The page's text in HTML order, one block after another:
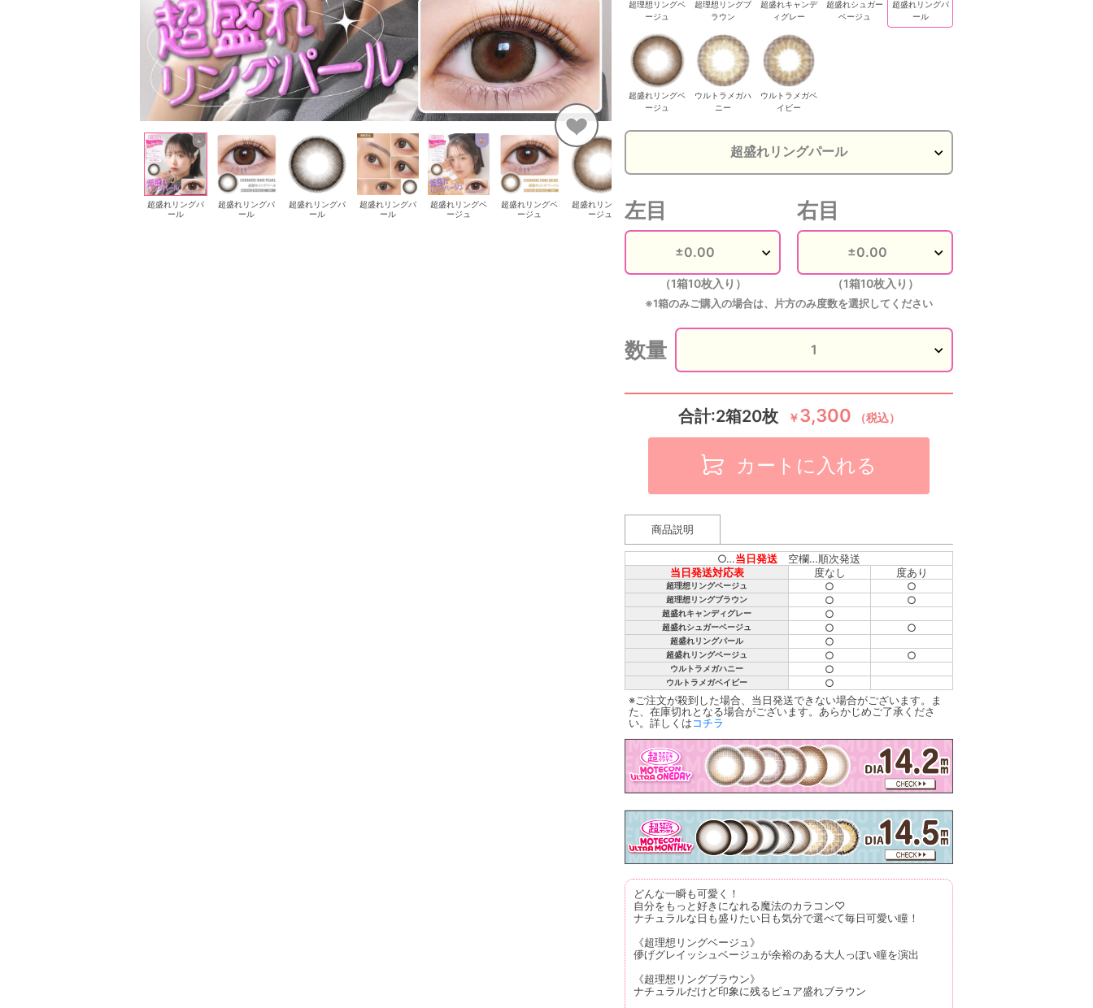
超盛れリングパ
ール
超盛れリングパ
ール
超盛れリングパ
ール
超盛れリングパ
ール
超盛れリングベ
ージュ
超盛れリングベ
ージュ
超盛れリングベ
ージュ
超盛れリングベ
ージュ
ウルトラメガハ
ニー
超理想リングベ
ージュ
超理想リングブ
ラウン
超盛れキャンデ
ィグレー
超盛れシュガー
ベージュ
超盛れリングパ
ール
超盛れリングベ
ージュ
ウルトラメガハ
ニー
ウルトラメガベ
イビー
左目
（1箱10枚入り）
右目
（1箱10枚入り）
※1箱のみご購入の場合は、片方のみ度数を選択してください
数量
合計:2箱20枚 ￥3,300 （税込）
カートに入れる
商品説明
○…当日発送 空欄…順次発送
当日発送対応表
度なし 度あり
超理想リングベージュ ○ ○
超理想リングブラウン ○ ○
超盛れキャンディグレー ○
超盛れシュガーベージュ ○ ○
超盛れリングパール ○
超盛れリングベージュ ○ ○
ウルトラメガハニー ○
ウルトラメガベイビー
○
※ご注文が殺到した場合、当日発送できない場合がございます。ま
た、在庫切れとなる場合がございます。あらかじめご了承くださ
い。詳しくはコチラ
どんな一瞬も可愛く！
自分をもっと好きになれる魔法のカラコン♡
ナチュラルな日も盛りたい日も気分で選べて毎日可愛い瞳！
《超理想リングベージュ》
儚げグレイッシュベージュが余裕のある大人っぽい瞳を演出
《超理想リングブラウン》
ナチュラルだけど印象に残るピュア盛れブラウン